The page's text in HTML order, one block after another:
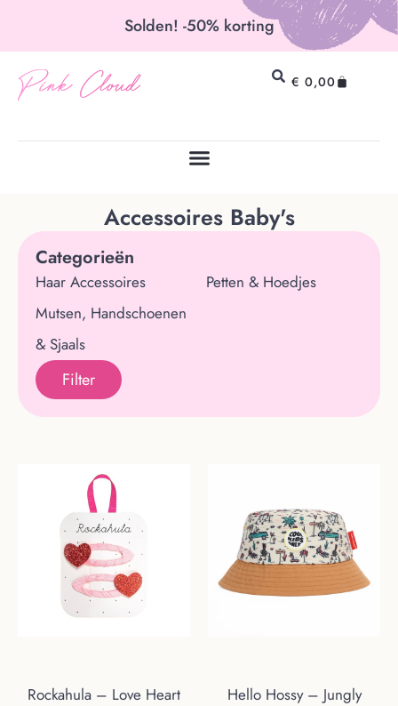
Solden! -50% korting
Pink Cloud € 0,00
Accessoires Baby's
Categorieën
Haar Accessoires
Mutsen, Handschoenen
& Sjaals
Petten & Hoedjes
Filter
Rockahula – Love Heart
Hello Hossy – Jungly